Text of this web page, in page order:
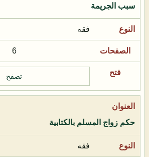
سبب الجريمة
فقه
6
تصفح
حكم زواج المسلم بالكتابية
فقه